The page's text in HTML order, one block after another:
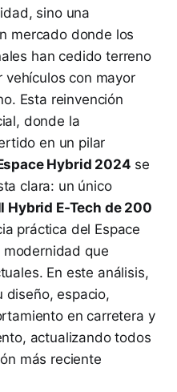
sino una
mercado donde los
han cedido terreno
vehículos con mayor
Esta reinvención
donde la
en un pilar
Hybrid 2024 se
clara: un único
Hybrid E-Tech de 200
práctica del Espace
modernidad que
En este análisis,
diseño, espacio,
en carretera y
actualizando todos
más reciente